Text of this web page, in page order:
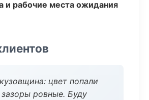
и рабочие места ожидания
цвет попали
ровные. Буду